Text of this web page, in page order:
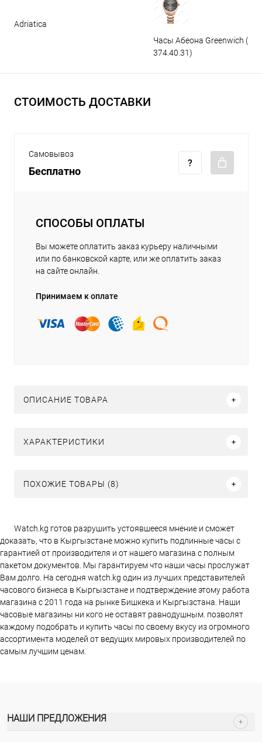
Adriatica
Часы Абеона Greenwich (GW
374.40.31)
СТОИМОСТЬ ДОСТАВКИ
Самовывоз
Бесплатно
СПОСОБЫ ОПЛАТЫ
Вы можете оплатить заказ курьеру наличными
или по банковской карте, или же оплатить заказ
на сайте онлайн.
Принимаем к оплате
ОПИСАНИЕ ТОВАРА
ХАРАКТЕРИСТИКИ
ПОХОЖИЕ ТОВАРЫ (8)
Watch.kg готов разрушить устоявшееся мнение и сможет
доказать, что в Кыргызстане можно купить подлинные часы с
гарантией от производителя и от нашего магазина с полным
пакетом документов. Мы гарантируем что наши часы прослужат
Вам долго. На сегодня watch.kg один из лучших представителей
часового бизнеса в Кыргызстане и подтверждение этому работа
магазина c 2011 года на рынке Бишкека и Кыргызстана. Наши
часовые магазины ни кого не оставят равнодушным. позволят
каждому подобрать и купить часы по своему вкусу из огромного
ассортимента моделей от ведущих мировых производителей по
самым лучшим ценам.
НАШИ ПРЕДЛОЖЕНИЯ